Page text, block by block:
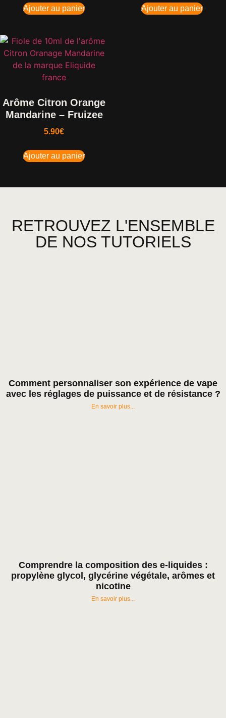
Ajouter au panier Ajouter au panier
Arôme Citron Orange
Mandarine – Fruizee
5.90€
Ajouter au panier
RETROUVEZ L'ENSEMBLE
DE NOS TUTORIELS
Comment personnaliser son expérience de vape
avec les réglages de puissance et de résistance ?
En savoir plus...
Comprendre la composition des e-liquides :
propylène glycol, glycérine végétale, arômes et
nicotine
En savoir plus...